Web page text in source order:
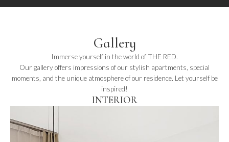
Gallery
Immerse yourself in the world of THE RED.
Our gallery offers impressions of our stylish apartments, special
moments, and the unique atmosphere of our residence. Let yourself be
inspired!
INTERIOR